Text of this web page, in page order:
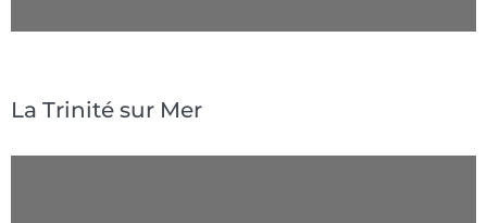
La Trinité sur Mer